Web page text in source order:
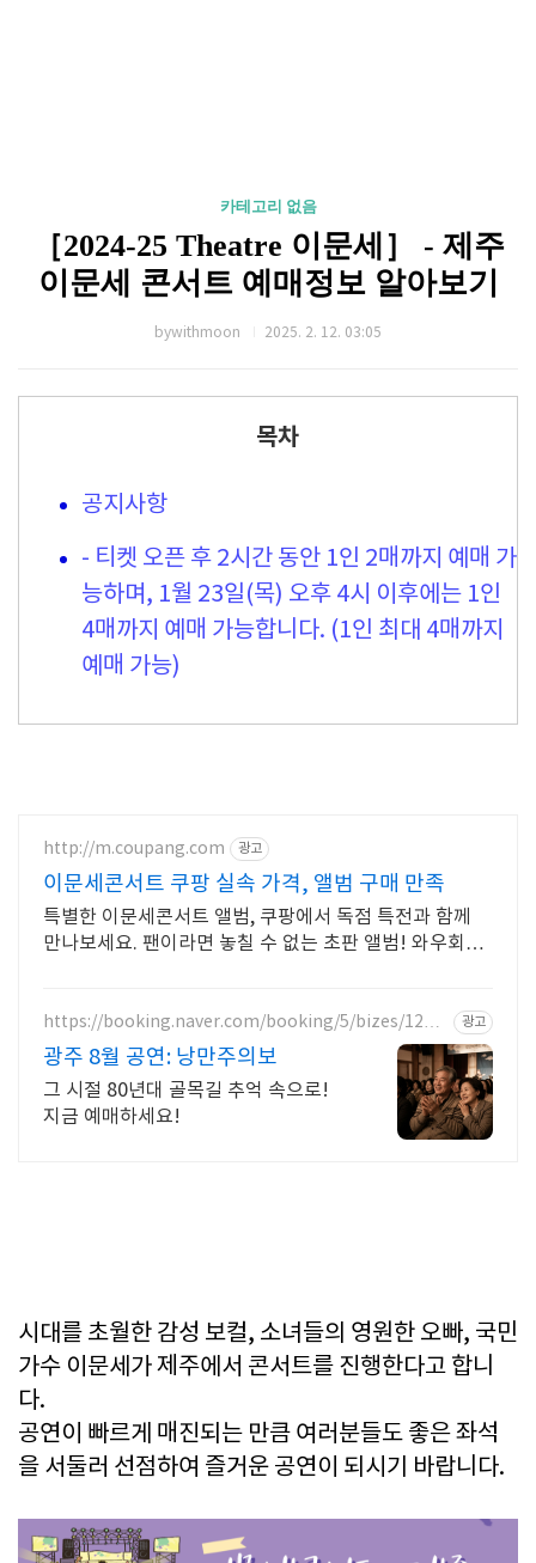
카테고리 없음
［2024-25 Theatre 이문세］ - 제주
이문세 콘서트 예매정보 알아보기
bywithmoon 2025. 2. 12. 03:05
목차
공지사항
- 티켓 오픈 후 2시간 동안 1인 2매까지 예매 가
능하며, 1월 23일(목) 오후 4시 이후에는 1인
4매까지 예매 가능합니다. (1인 최대 4매까지
예매 가능)
http://m.coupang.com 광고
이문세콘서트 쿠팡 실속 가격, 앨범 구매 만족
특별한 이문세콘서트 앨범, 쿠팡에서 독점 특전과 함께
만나보세요. 팬이라면 놓칠 수 없는 초판 앨범! 와우회원
https://booking.naver.com/booking/5/bizes/1237
791
광고
광주 8월 공연: 낭만주의보
그 시절 80년대 골목길 추억 속으로!
지금 예매하세요!
시대를 초월한 감성 보컬, 소녀들의 영원한 오빠, 국민
가수 이문세가 제주에서 콘서트를 진행한다고 합니
다.
공연이 빠르게 매진되는 만큼 여러분들도 좋은 좌석
을 서둘러 선점하여 즐거운 공연이 되시기 바랍니다.